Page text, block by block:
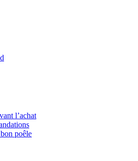
l’achat
poêle